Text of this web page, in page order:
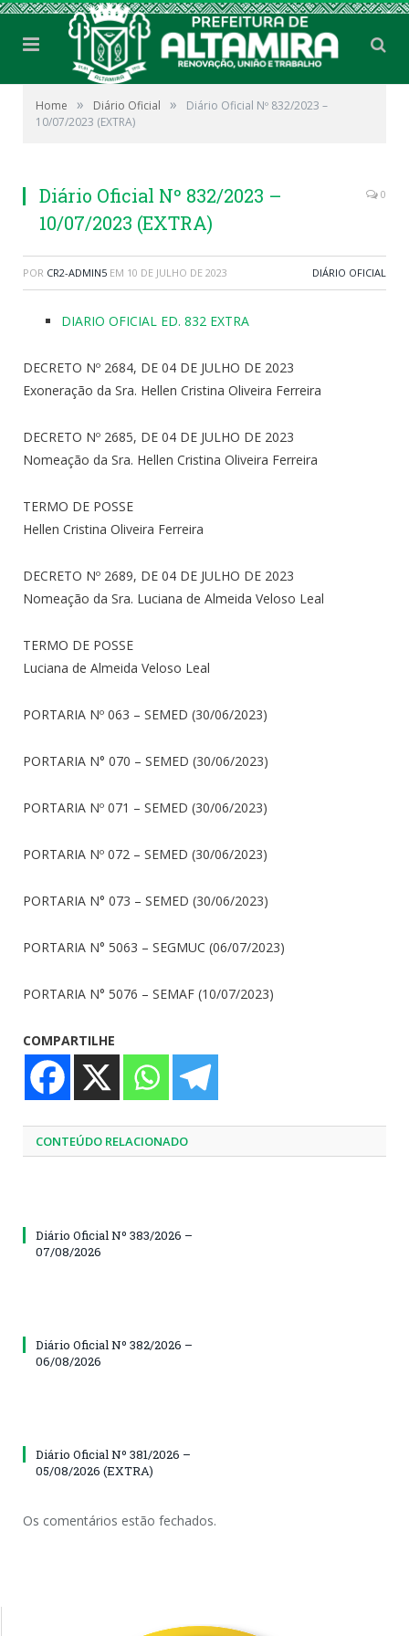
Home » Diário Oficial »
Diário Oficial Nº 832/2023 –
10/07/2023 (EXTRA)
Diário Oficial Nº 832/2023 –
10/07/2023 (EXTRA)
0
POR CR2-ADMIN5 EM 10 DE JULHO DE 2023 DIÁRIO OFICIAL
DIARIO OFICIAL ED. 832 EXTRA
DECRETO Nº 2684, DE 04 DE JULHO DE 2023
Exoneração da Sra. Hellen Cristina Oliveira Ferreira
DECRETO Nº 2685, DE 04 DE JULHO DE 2023
Nomeação da Sra. Hellen Cristina Oliveira Ferreira
TERMO DE POSSE
Hellen Cristina Oliveira Ferreira
DECRETO Nº 2689, DE 04 DE JULHO DE 2023
Nomeação da Sra. Luciana de Almeida Veloso Leal
TERMO DE POSSE
Luciana de Almeida Veloso Leal
PORTARIA Nº 063 – SEMED (30/06/2023)
PORTARIA N° 070 – SEMED (30/06/2023)
PORTARIA Nº 071 – SEMED (30/06/2023)
PORTARIA Nº 072 – SEMED (30/06/2023)
PORTARIA N° 073 – SEMED (30/06/2023)
PORTARIA N° 5063 – SEGMUC (06/07/2023)
PORTARIA N° 5076 – SEMAF (10/07/2023)
COMPARTILHE
CONTEÚDO RELACIONADO
Diário Oficial Nº 383/2026 –
07/08/2026
Diário Oficial Nº 382/2026 –
06/08/2026
Diário Oficial Nº 381/2026 –
05/08/2026 (EXTRA)
Os comentários estão fechados.